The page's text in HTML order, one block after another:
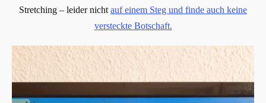
Stretching – leider nichtauf einem Steg und finde auch keine
versteckte Botschaft.